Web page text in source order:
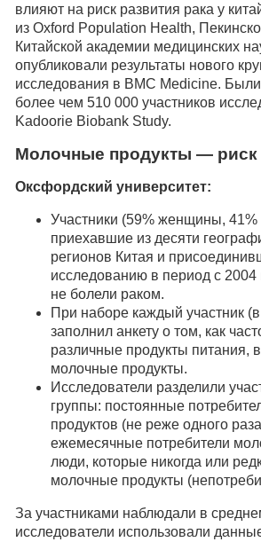
влияют на риск развития рака у
из Oxford Population Health,
Китайской академии медицинских
опубликовали результаты нового
исследования в BMC Medicine.
более чем 510 000 участников
Kadoorie Biobank Study.
Молочные продукты — риск
Оксфордский университет:
Участники (59% женщины,
приехавшие из десяти
регионов Китая и
исследованию в период с 2004
не болели раком.
При наборе каждый участник
заполнил анкету о том, как
различные продукты питания,
молочные продукты.
Исследователи разделили
группы: постоянные
продуктов (не реже одного
ежемесячные потребители
люди, которые никогда или
молочные продукты
За участниками наблюдали в
исследователи использовали